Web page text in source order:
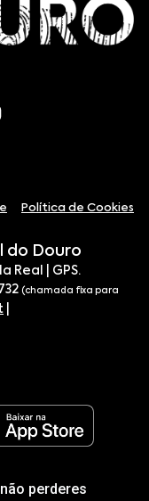
Política de Cookies
do Douro
Real | GPS.
(chamada fixa para
perderes